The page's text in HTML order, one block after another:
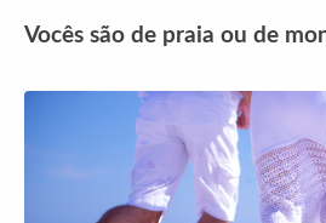
Vocês são de praia ou de